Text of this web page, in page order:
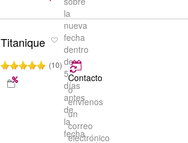
la
nueva
fecha
dentro
de
5
días
antes
de
la
fecha
Titanique
(10)
Contacto
o
envíenos
un
correo
electrónico